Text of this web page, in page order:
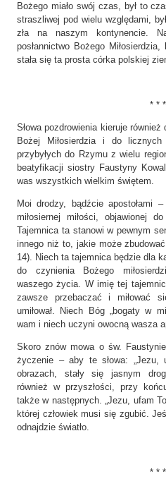
Bożego miało swój czas, był to
straszliwej pod wielu względami,
zła na naszym kontynencie.
posłannictwo Bożego
stała się ta prosta córka polskiej
* * *
Słowa pozdrowienia kieruje
Bożej Miłosierdzia i do licznych
przybyłych do Rzymu z wielu
beatyfikacji siostry Faustyny
was wszystkich wielkim świętem.
Moi drodzy, bądźcie apostołami
miłosiernej miłości, objawionej
Tajemnica ta stanowi w pewnym
innego niż to, jakie może zbudować
14). Niech ta tajemnica będzie dla
do czynienia Bożego
waszego życia. W imię tej
zawsze przebaczać i miłować
umiłował. Niech Bóg „bogaty w
wam i niech uczyni owocną wasza
Skoro znów mowa o św.
życzenie – aby te słowa: „Jezu,
obrazach, stały się jasnym
również w przyszłości, przy
także w następnych. „Jezu, ufam
której człowiek musi się zgubić.
odnajdzie światło.
* * *